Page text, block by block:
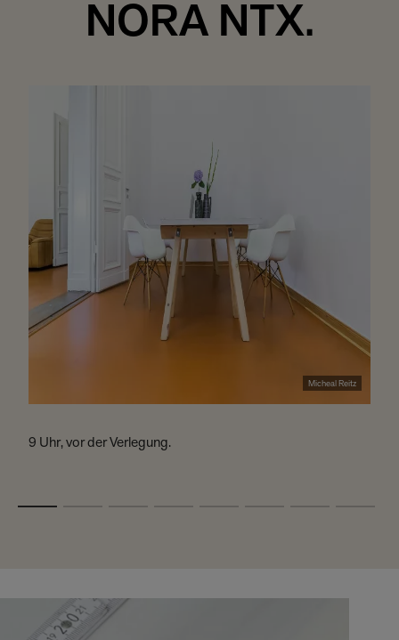
NORA NTX.
Micheal Reitz
9 Uhr, vor der Verlegung.